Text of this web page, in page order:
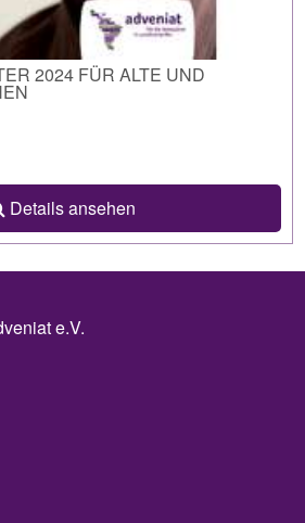
2024 FÜR ALTE UND
Details ansehen
e.V.